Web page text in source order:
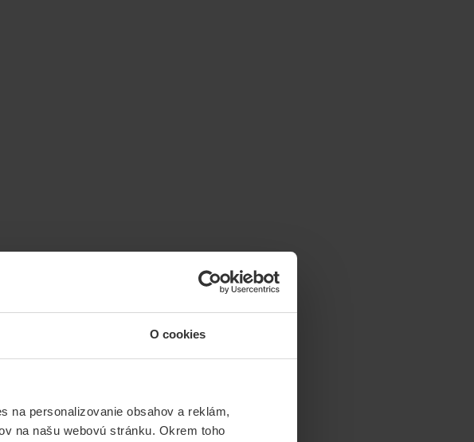
O cookies
na personalizovanie obsahov a reklám,
na našu webovú stránku. Okrem toho